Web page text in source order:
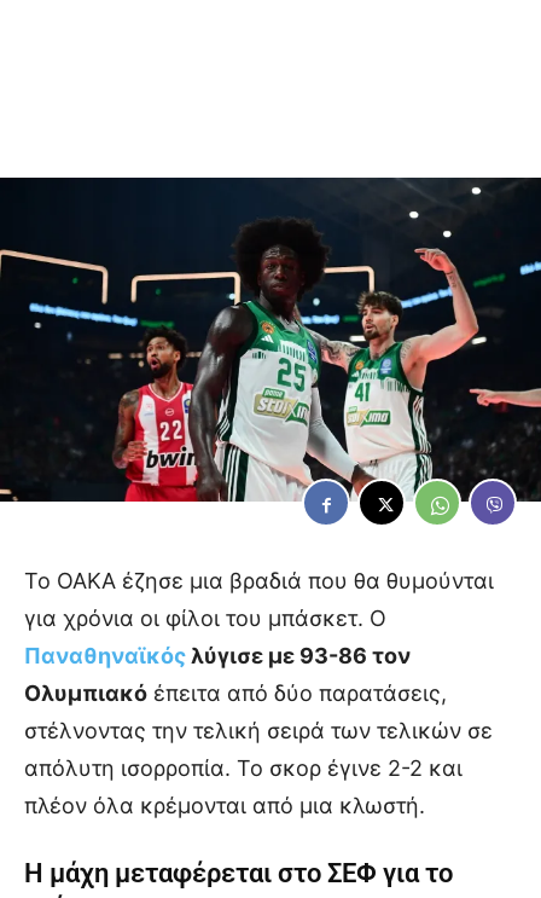
Το ΟΑΚΑ έζησε μια βραδιά που θα θυμούνται
για χρόνια οι φίλοι του μπάσκετ. Ο
Παναθηναϊκόςλύγισε με 93-86 τον
Ολυμπιακό έπειτα από δύο παρατάσεις,
στέλνοντας την τελική σειρά των τελικών σε
απόλυτη ισορροπία. Το σκορ έγινε 2-2 και
πλέον όλα κρέμονται από μια κλωστή.
Η μάχη μεταφέρεται στο ΣΕΦ για το